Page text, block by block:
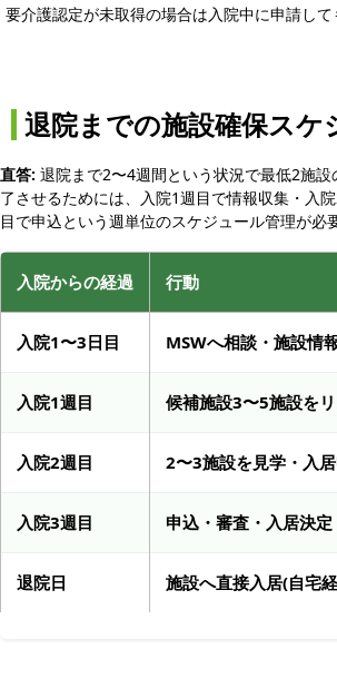
要介護認定が未取得の場合は入院中に申請して
退院までの施設確保スケ
直答: 退院まで2〜4週間という状況で最低2施
了させるためには、入院1週目で情報収集・入
目で申込という週単位のスケジュール管理が必
入院からの経過 行動
入院1〜3日目 MSWへ相談・施設情
入院1週目 候補施設3〜5施設を
入院2週目 2〜3施設を見学・入
入院3週目 申込・審査・入居決
退院日 施設へ直接入居(自宅